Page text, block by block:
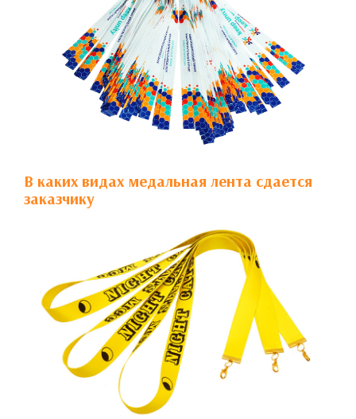
В каких видах медальная лента сдается
заказчику